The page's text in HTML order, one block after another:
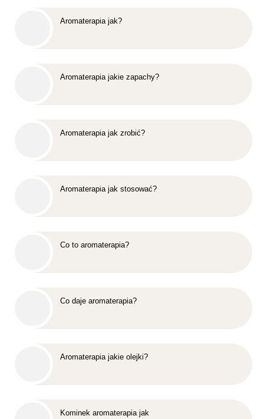
Aromaterapia jak?
Aromaterapia jakie zapachy?
Aromaterapia jak zrobić?
Aromaterapia jak stosować?
Co to aromaterapia?
Co daje aromaterapia?
Aromaterapia jakie olejki?
Kominek aromaterapia jak